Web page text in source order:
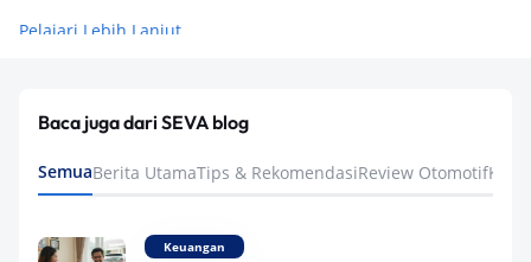
Pelajari Lebih Lanjut
Baca juga dari SEVA blog
SemuaBerita UtamaTips & RekomendasiReview Otomotif
Keuangan